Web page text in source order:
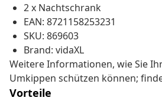
2 x Nachtschrank
EAN: 8721158253231
SKU: 869603
Brand: vidaXL
Weitere Informationen, wie Sie
Umkippen schützen können;
Vorteile